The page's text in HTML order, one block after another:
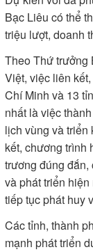
Bạc Liêu có thể
triệu lượt, doanh
Theo Thứ trưởng
Việt, việc liên
Chí Minh và 13
nhất là việc
lịch vùng và triển
kết, chương trình
trương đúng
và phát triển
tiếp tục phát huy
Các tỉnh, thành
mạnh phát triển